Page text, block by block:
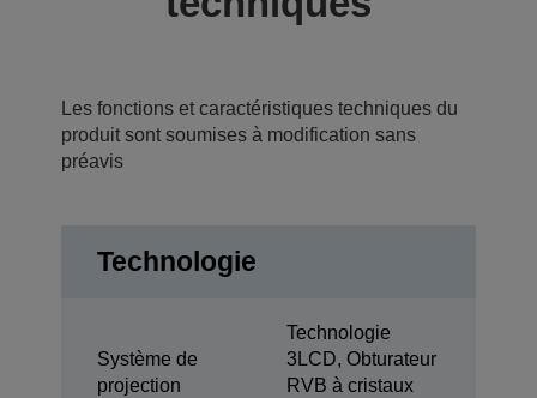
Les fonctions et caractéristiques techniques du
produit sont soumises à modification sans
préavis
Technologie
Système de
projection
Technologie
3LCD, Obturateur
RVB à cristaux